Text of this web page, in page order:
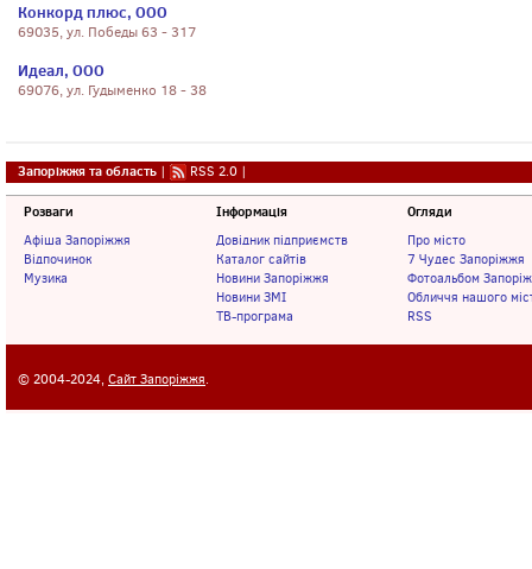
Конкорд плюс, ООО
69035, ул. Победы 63 - 317
Идеал, ООО
69076, ул. Гудыменко 18 - 38
Запоріжжя та область | RSS 2.0 |
Розваги
Афіша Запоріжжя
Відпочинок
Музика
Інформація
Довідник підприємств
Каталог сайтів
Новини Запоріжжя
Новини ЗМІ
ТВ-програма
Огляди
Про місто
7 Чудес Запоріжжя
Фотоальбом
Обличчя нашого
RSS
© 2004-2024, Сайт Запоріжжя.